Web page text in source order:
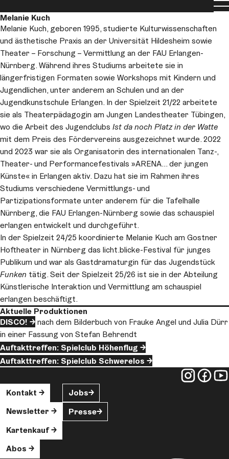
Melanie Kuch
Melanie Kuch, geboren 1995, studierte Kulturwissenschaften
und ästhetische Praxis an der Universität Hildesheim sowie
Theater – Forschung – Vermittlung an der FAU Erlangen-
Nürnberg. Während ihres Studiums arbeitete sie in
längerfristigen Formaten sowie Workshops mit Kindern und
Jugendlichen, unter anderem an Schulen und an der
Jugendkunstschule Erlangen. In der Spielzeit 21/22 arbeitete
sie als Theaterpädagogin am Jungen Landestheater Tübingen,
wo die Arbeit des Jugendclubs Ist da noch Platz in der Watte
mit dem Preis des Fördervereins ausgezeichnet wurde. 2022
und 2023 war sie als Organisatorin des internationalen Tanz-,
Theater- und Performancefestivals »ARENA… der jungen
Künste« in Erlangen aktiv. Dazu hat sie im Rahmen ihres
Studiums verschiedene Vermittlungs- und
Partizipationsformate unter anderem für die Tafelhalle
Nürnberg, die FAU Erlangen-Nürnberg sowie das schauspiel
erlangen entwickelt und durchgeführt.
In der Spielzeit 24/25 koordinierte Melanie Kuch am Gostner
Hoftheater in Nürnberg das licht.blicke-Festival für junges
Publikum und war als Gastdramaturgin für das Jugendstück
Funken tätig. Seit der Spielzeit 25/26 ist sie in der Abteilung
Künstlerische Interaktion und Vermittlung am schauspiel
erlangen beschäftigt.
Aktuelle Produktionen
DISCO!
nach dem Bilderbuch von Frauke Angel und Julia Dürr
in einer Fassung von Stefan Behrendt
Auftakttreffen: Spielclub Höhenflug
Auftakttreffen: Spielclub Schwerelos
Kontakt
Newsletter
Kartenkauf
Abos
Jobs
Presse